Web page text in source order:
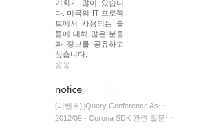
기회가 많이 있습니
다. 미국의 IT 프로젝
트에서 사용되는 툴
들에 대해 많은 분들
과 정보를 공유하고
싶습니다.
솔웅
[이벤트] jQuery Conference As⋯
2012/09 - Corona SDK 관련 질문⋯